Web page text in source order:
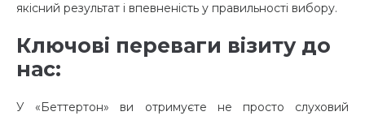
якісний результат і впевненість у правильності вибору.
Ключові переваги візиту до
нас:
У «Беттертон» ви отримуєте не просто слуховий